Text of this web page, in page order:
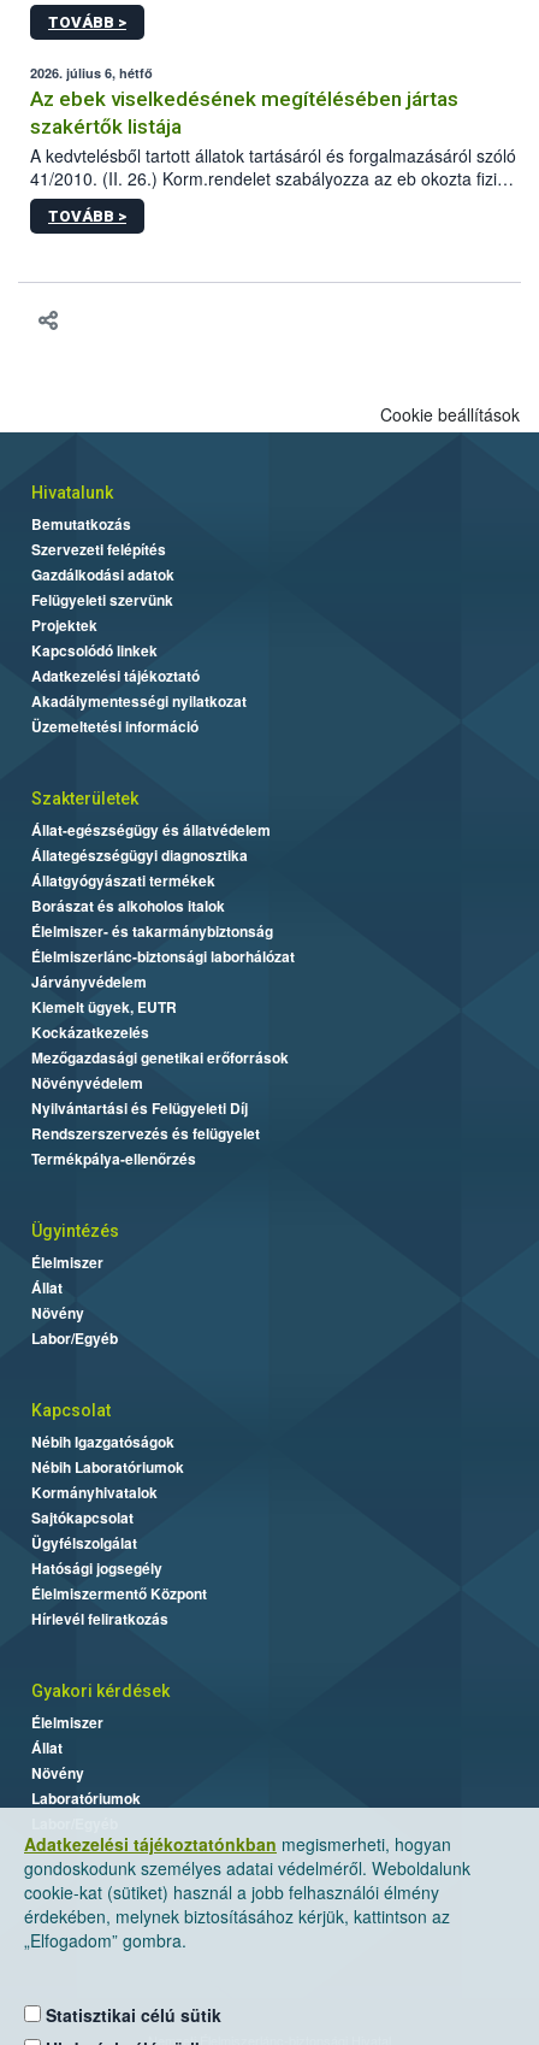
állomás a Kis Rókus utca 15. szám alatti, Czigler Győző által
tervezett új épületébe.
TOVÁBB >
2026. július 6, hétfő
Az ebek viselkedésének megítélésében jártas
szakértők listája
A kedvtelésből tartott állatok tartásáról és forgalmazásáról szóló
41/2010. (II. 26.) Korm.rendelet szabályozza az eb okozta fizikai
sérülés, illetve ennek veszélye keletkezésekor felmerülő
hatósági feladatokat, valamint a veszélyes eb tartását és annak
TOVÁBB >
Adatkezelési tájékoztatónkban megismerheti, hogyan
gondoskodunk személyes adatai védelméről. Weboldalunk
cookie-kat (sütiket) használ a jobb felhasználói élmény
érdekében, melynek biztosításához kérjük, kattintson az
„Elfogadom” gombra.
Statisztikai célú sütik
Cookie beállítások
Hivatalunk
Bemutatkozás
Szervezeti felépítés
Gazdálkodási adatok
Felügyeleti szervünk
Projektek
Kapcsolódó linkek
Adatkezelési tájékoztató
Akadálymentességi nyilatkozat
Üzemeltetési információ
Szakterületek
Állat-egészségügy és állatvédelem
Állategészségügyi diagnosztika
Állatgyógyászati termékek
Borászat és alkoholos italok
Élelmiszer- és takarmánybiztonság
Élelmiszerlánc-biztonsági laborhálózat
Járványvédelem
Kiemelt ügyek, EUTR
Kockázatkezelés
Mezőgazdasági genetikai erőforrások
Növényvédelem
Nyilvántartási és Felügyeleti Díj
Rendszerszervezés és felügyelet
Termékpálya-ellenőrzés
Ügyintézés
Élelmiszer
Állat
Növény
Labor/Egyéb
Kapcsolat
Nébih Igazgatóságok
Nébih Laboratóriumok
Kormányhivatalok
Sajtókapcsolat
Ügyfélszolgálat
Hatósági jogsegély
Élelmiszermentő Központ
Hírlevél feliratkozás
Gyakori kérdések
Élelmiszer
Állat
Növény
Laboratóriumok
Nemzeti Élelmiszerlánc-biztonsági Hivatal